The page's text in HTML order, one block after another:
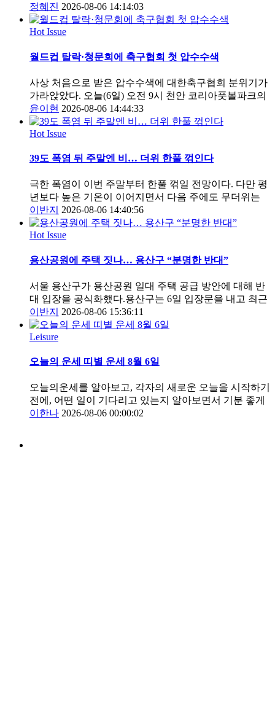
정혜진 2026-08-06 14:14:03
Hot Issue
월드컵 탈락·청문회에 축구협회 첫 압수수색
사상 처음으로 받은 압수수색에 대한축구협회 분위기가
가라앉았다. 오늘(6일) 오전 9시 천안 코리아풋볼파크의
윤이현 2026-08-06 14:44:33
Hot Issue
39도 폭염 뒤 주말엔 비… 더위 한풀 꺾인다
극한 폭염이 이번 주말부터 한풀 꺾일 전망이다. 다만 평
년보다 높은 기온이 이어지면서 다음 주에도 무더위는
이반지
2026-08-06 14:40:56
Hot Issue
용산공원에 주택 짓나… 용산구 “분명한 반대”
서울 용산구가 용산공원 일대 주택 공급 방안에 대해 반
대 입장을 공식화했다.용산구는 6일 입장문을 내고 최근
이반지
2026-08-06 15:36:11
Leisure
오늘의 운세 띠별 운세 8월 6일
오늘의운세를 알아보고, 각자의 새로운 오늘을 시작하기
전에, 어떤 일이 기다리고 있는지 알아보면서 기분 좋게
이한나 2026-08-06 00:00:02